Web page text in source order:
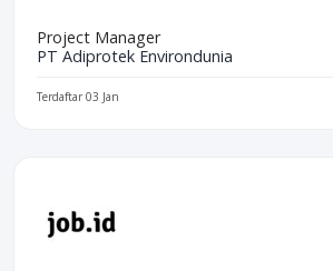
Project Manager
PT Adiprotek Environdunia
Terdaftar 03 Jan